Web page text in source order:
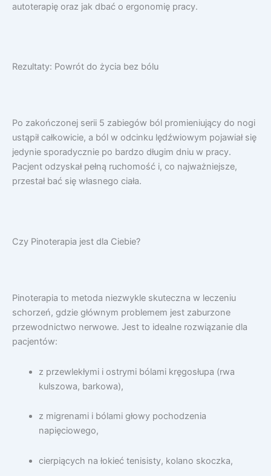
autoterapię oraz jak dbać o ergonomię pracy.
Rezultaty: Powrót do życia bez bólu
Po zakończonej serii 5 zabiegów ból promieniujący do nogi
ustąpił całkowicie, a ból w odcinku lędźwiowym pojawiał się
jedynie sporadycznie po bardzo długim dniu w pracy.
Pacjent odzyskał pełną ruchomość i, co najważniejsze,
przestał bać się własnego ciała.
Czy Pinoterapia jest dla Ciebie?
Pinoterapia to metoda niezwykle skuteczna w leczeniu
schorzeń, gdzie głównym problemem jest zaburzone
przewodnictwo nerwowe. Jest to idealne rozwiązanie dla
pacjentów:
z przewlekłymi i ostrymi bólami kręgosłupa (rwa
kulszowa, barkowa),
z migrenami i bólami głowy pochodzenia
napięciowego,
cierpiących na łokieć tenisisty, kolano skoczka,